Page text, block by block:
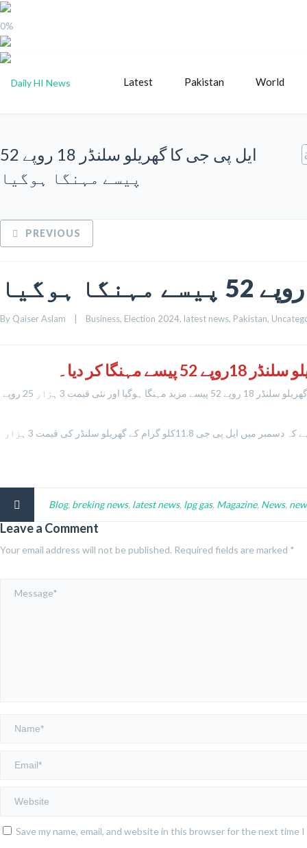
0%
Latest Pakistan World
ایل پی جی کا گھریلو سلنڈر 18 روپے 52
پیسے مہنگا ہوگیا
PREVIOUS
By Qaiser Aslam Business, Election 2024, latest news, Pakistan,
کر دیا۔
اوگرا نوٹیفکیشن کے مطابق ایل پی جی کی فی کلو قیمت میں ایک روپے 57 پیسے فی کلو اضافہ کیا گیا۔ایل پی جی کا 11.8 کلو کا گھریلو سلنڈر 18 روپے 52 پیسے مزید مہنگا ہوگیا اور نئی قیمت 3 ہزار 25 روپے
ایل پی جی کی فی کلو نئی قیمت اضافے کے بعد 256 روپے 42 پیسے ہو گئی ہے جبکہ اضافہ فوری طور پر نافذالعمل ہوگیا۔خیال رہے کہ دسمبر میں ایل پی جی 11.8کلو گرام کے گھریلو سلنڈر کی قیمت 3 ہزار
Blog, breking news, latest news, lpg gas, Magazine, News,
Leave a Comment
Your email address will not be published. Required fields are marked *
Save my name, email, and website in this browser for the next time